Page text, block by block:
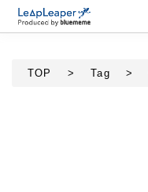
TOP > Tag >